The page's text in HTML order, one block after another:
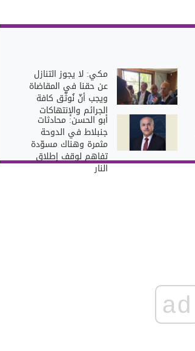
مكي: لا يجوز التنازل
عن حقنا في المقاضاة
ويجب أنّ نُوثّق كافة
الجرائم والإنتهاكات
أبو الحسن: محادثات
جنبلاط في الدوحة
مثمرة وهناك مسوّدة
تفاهم لوقف إطلاق
النار
ad